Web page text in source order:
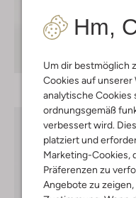
Hm,
Um dir bestmöglich
Cookies auf unserer
analytische Cookies
ordnungsgemäß
verbessert wird.
platziert und
Marketing-Cookies,
Präferenzen zu
Angebote zu